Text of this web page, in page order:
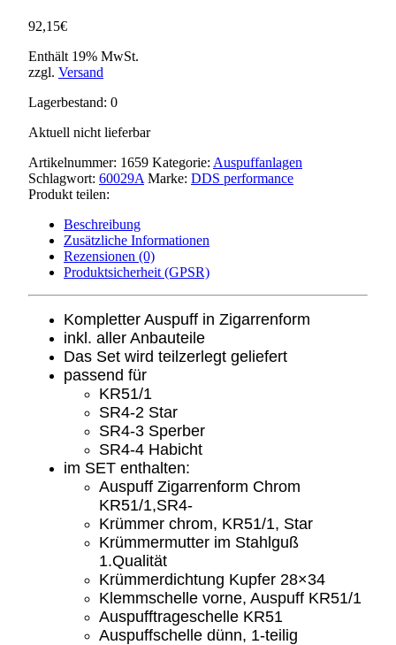
92,15€
Enthält 19% MwSt.
zzgl. Versand
Lagerbestand: 0
Aktuell nicht lieferbar
Artikelnummer: 1659 Kategorie: Auspuffanlagen
Schlagwort: 60029A Marke: DDS performance
Produkt teilen:
Beschreibung
Zusätzliche Informationen
Rezensionen (0)
Produktsicherheit (GPSR)
Kompletter Auspuff in Zigarrenform
inkl. aller Anbauteile
Das Set wird teilzerlegt geliefert
passend für
KR51/1
SR4-2 Star
SR4-3 Sperber
SR4-4 Habicht
im SET enthalten:
Auspuff Zigarrenform Chrom
KR51/1,SR4-
Krümmer chrom, KR51/1, Star
Krümmermutter im Stahlguß
1.Qualität
Krümmerdichtung Kupfer 28×34
Klemmschelle vorne, Auspuff KR51/1
Auspufftrageschelle KR51
Auspuffschelle dünn, 1-teilig